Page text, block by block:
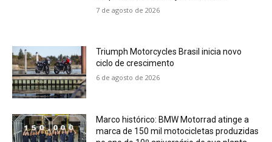
7 de agosto de 2026
Triumph Motorcycles Brasil inicia novo
ciclo de crescimento
6 de agosto de 2026
Marco histórico: BMW Motorrad atinge a
marca de 150 mil motocicletas produzidas